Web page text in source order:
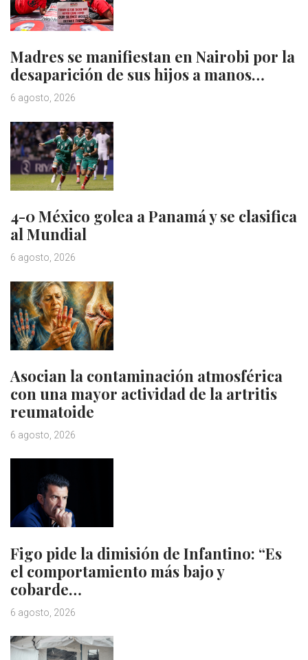
Madres se manifiestan en Nairobi por la
desaparición de sus hijos a manos…
6 agosto, 2026
4-0 México golea a Panamá y se clasifica
al Mundial
6 agosto, 2026
Asocian la contaminación atmosférica
con una mayor actividad de la artritis
reumatoide
6 agosto, 2026
Figo pide la dimisión de Infantino: “Es
el comportamiento más bajo y
cobarde…
6 agosto, 2026